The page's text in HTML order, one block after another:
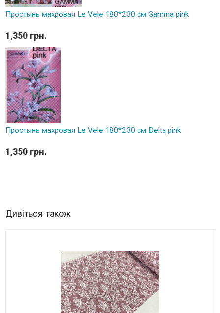
Простынь махровая Le Vele 180*230 см Gamma pink
1,350 грн.
Простынь махровая Le Vele 180*230 см Delta pink
1,350 грн.
Дивіться також